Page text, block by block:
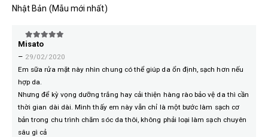
Nhật Bản (Mẫu mới nhất)
5trên 5
Misato
– 29/02/2020
Em sữa rửa mặt này nhìn chung có thể giúp da ổn định, sạch hơn nếu
hợp da.
Nhưng để kỳ vọng dưỡng trắng hay cải thiện hàng rào bảo vệ da thì cần
thời gian dài dài. Mình thấy em này vẫn chỉ là một bước làm sạch cơ
bản trong chu trình chăm sóc da thôi, không phải loại làm sạch chuyên
sâu gì cả